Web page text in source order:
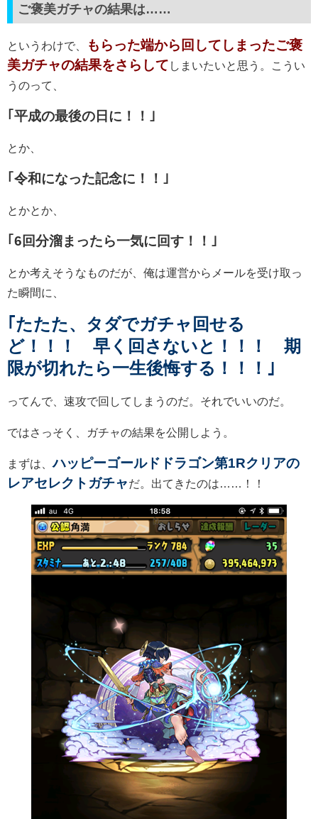
ご褒美ガチャの結果は……
というわけで、
もらった端から回してしまったご褒
美ガチャの結果をさらして しまいたいと思う。こうい
うのって、
｢平成の最後の日に！！｣
とか、
｢令和になった記念に！！｣
とかとか、
｢6回分溜まったら一気に回す！！｣
とか考えそうなものだが、俺は運営からメールを受け取っ
た瞬間に、
｢たたた、タダでガチャ回せる
ど！！！ 早く回さないと！！！ 期
限が切れたら一生後悔する！！！｣
ってんで、速攻で回してしまうのだ。それでいいのだ。
ではさっそく、ガチャの結果を公開しよう。
まずは、ハッピーゴールドドラゴン第1Rクリアの
レアセレクトガチャだ。出てきたのは……！！